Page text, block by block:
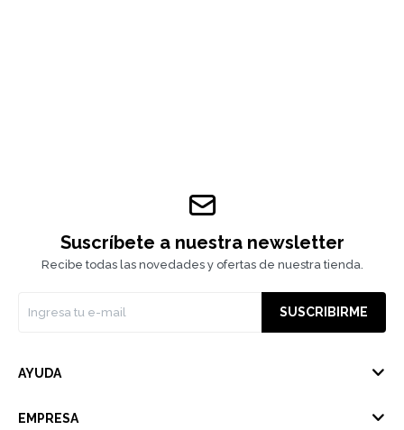
Suscríbete a nuestra newsletter
Recibe todas las novedades y ofertas de nuestra tienda.
SUSCRIBIRME
AYUDA
EMPRESA